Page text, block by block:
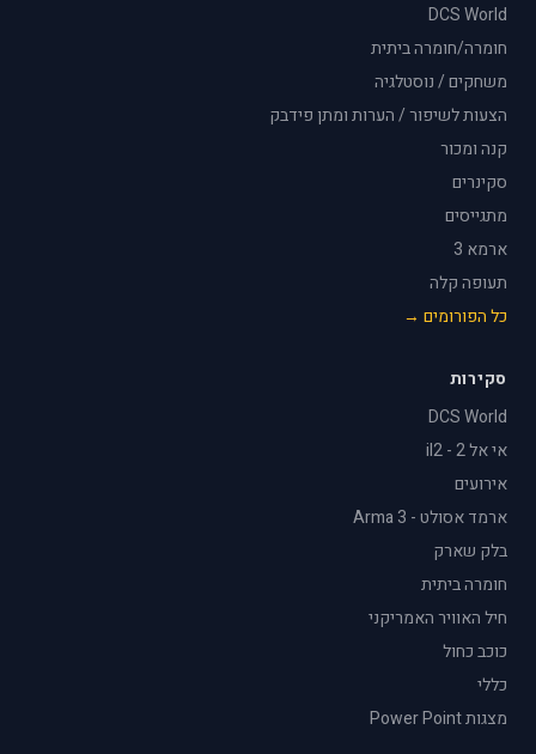
DCS World
חומרה/חומרה ביתית
משחקים / נוסטלגיה
הצעות לשיפור / הערות ומתן פידבק
קנה ומכור
סקינרים
מתגייסים
ארמא 3
תעופה קלה
כל הפורומים →
סקירות
DCS World
אי אל 2 - il2
אירועים
ארמד אסולט - Arma 3
בלק שארק
חומרה ביתית
חיל האוויר האמריקני
כוכב כחול
כללי
מצגות Power Point